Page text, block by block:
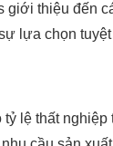
thiệu đến
lựa chọn
lệ thất